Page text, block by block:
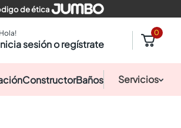
de ética
sesión o regístrate
0
ConstructorBaños Servicios